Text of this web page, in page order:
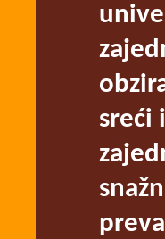
sreći